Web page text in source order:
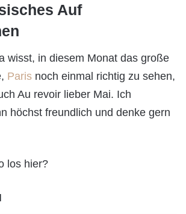
Auf
wisst, in diesem Monat das große
Paris noch einmal richtig zu sehen,
Au revoir lieber Mai. Ich
höchst freundlich und denke gern
los hier?